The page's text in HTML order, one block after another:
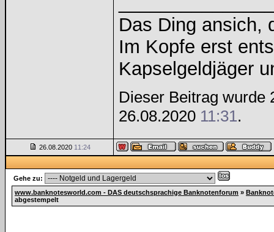
Das Ding ansich,
Im Kopfe erst
Kapselgeldjäger
Dieser Beitrag wurde
26.08.2020 11:31.
26.08.2020 11:24
Gehe zu:
www.banknotesworld.com - DAS deutschsprachige Banknotenforum »
abgestempelt